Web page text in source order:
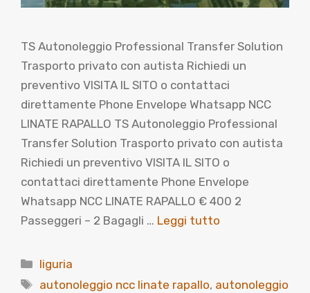
TS Autonoleggio Professional Transfer Solution
Trasporto privato con autista Richiedi un
preventivo VISITA IL SITO o contattaci
direttamente Phone Envelope Whatsapp NCC
LINATE RAPALLO TS Autonoleggio Professional
Transfer Solution Trasporto privato con autista
Richiedi un preventivo VISITA IL SITO o
contattaci direttamente Phone Envelope
Whatsapp NCC LINATE RAPALLO € 400 2
Passeggeri – 2 Bagagli … Leggi tutto
Categorie
liguria
Tag
autonoleggio ncc linate rapallo, autonoleggio